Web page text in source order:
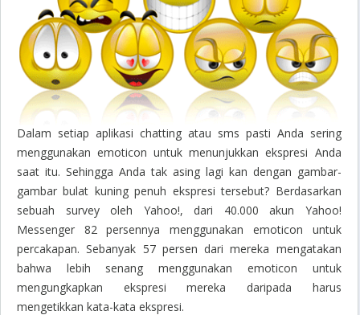
Dalam setiap aplikasi chatting atau sms pasti Anda sering
menggunakan emoticon untuk menunjukkan ekspresi Anda
saat itu. Sehingga Anda tak asing lagi kan dengan gambar-
gambar bulat kuning penuh ekspresi tersebut? Berdasarkan
sebuah survey oleh Yahoo!, dari 40.000 akun Yahoo!
Messenger 82 persennya menggunakan emoticon untuk
percakapan. Sebanyak 57 persen dari mereka mengatakan
bahwa lebih senang menggunakan emoticon untuk
mengungkapkan ekspresi mereka daripada harus
mengetikkan kata-kata ekspresi.